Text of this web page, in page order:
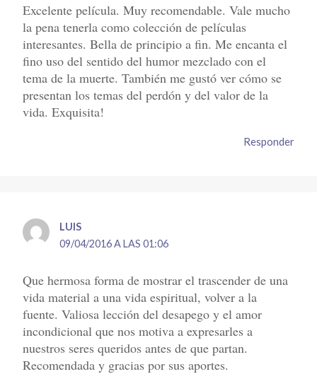
Excelente película. Muy recomendable. Vale mucho
la pena tenerla como colección de películas
interesantes. Bella de principio a fin. Me encanta el
fino uso del sentido del humor mezclado con el
tema de la muerte. También me gustó ver cómo se
presentan los temas del perdón y del valor de la
vida. Exquisita!
Responder
LUIS
09/04/2016 A LAS 01:06
Que hermosa forma de mostrar el trascender de una
vida material a una vida espiritual, volver a la
fuente. Valiosa lección del desapego y el amor
incondicional que nos motiva a expresarles a
nuestros seres queridos antes de que partan.
Recomendada y gracias por sus aportes.